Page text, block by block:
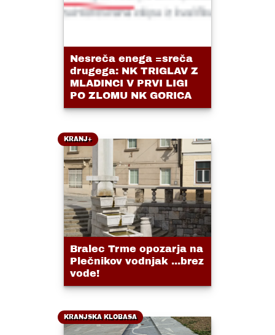
Nesreča enega =sreča
drugega: NK TRIGLAV Z
MLADINCI V PRVI LIGI
PO ZLOMU NK GORICA
KRANJ+
Bralec Trme opozarja na
Plečnikov vodnjak ...brez
vode!
KRANJSKA KLOBASA